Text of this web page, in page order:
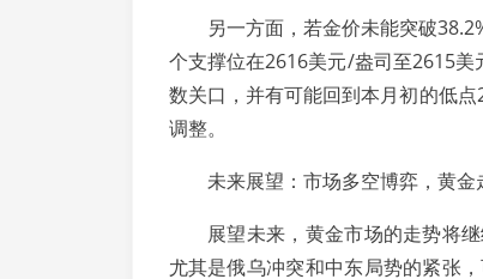
另一方面，若金价未能突破
个支撑位在2616美元/盎司至2615
数关口，并有可能回到本月初的低
调整。
未来展望：市场多空博弈，黄金
展望未来，黄金市场的走势将继
尤其是俄乌冲突和中东局势的紧张